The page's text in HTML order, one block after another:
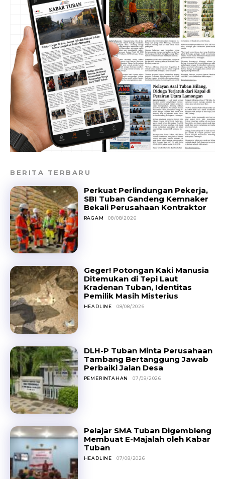
BERITA TERBARU
Perkuat Perlindungan Pekerja,
SBI Tuban Gandeng Kemnaker
Bekali Perusahaan Kontraktor
RAGAM 08/08/2026
Geger! Potongan Kaki Manusia
Ditemukan di Tepi Laut
Kradenan Tuban, Identitas
Pemilik Masih Misterius
HEADLINE 08/08/2026
DLH-P Tuban Minta Perusahaan
Tambang Bertanggung Jawab
Perbaiki Jalan Desa
PEMERINTAHAN 07/08/2026
Pelajar SMA Tuban Digembleng
Membuat E-Majalah oleh Kabar
Tuban
HEADLINE 07/08/2026